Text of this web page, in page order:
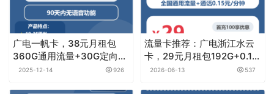
广电一帆卡，38元月租包
360G通用流量+30G定向流
量+无语音功能
2025-12-14 926
流量卡推荐：广电浙江水云
卡，29元月租包192G+0.15
元月租/分钟
2026-06-13 537